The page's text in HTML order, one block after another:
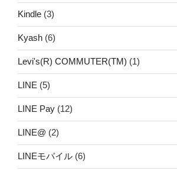
Kindle (3)
Kyash (6)
Levi's(R) COMMUTER(TM) (1)
LINE (5)
LINE Pay (12)
LINE@ (2)
LINEモバイル (6)